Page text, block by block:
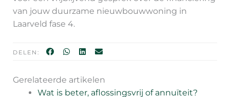
van jouw duurzame nieuwbouwwoning in
Laarveld fase 4.
DELEN:
Gerelateerde artikelen
Wat is beter, aflossingsvrij of annuïteit?